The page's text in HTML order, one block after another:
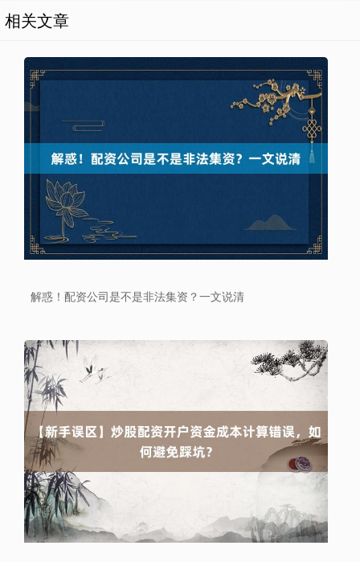
相关文章
解惑！配资公司是不是非法集资？一文说清
上证综指 +0.01%
深证成指 14070.78 -73.43
沪深300 -0.44%